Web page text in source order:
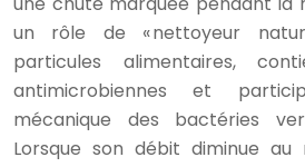
un rôle de « nettoyeur
particules alimentaires,
antimicrobiennes et
mécanique des bactéries
Lorsque son débit diminue au